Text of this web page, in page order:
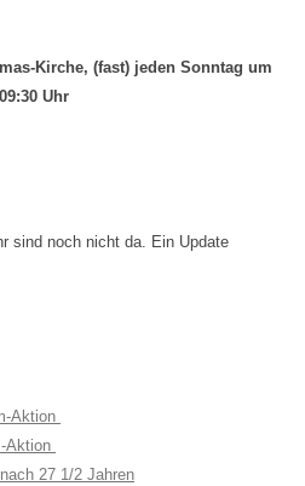
Kirche, (fast) jeden Sonntag um
09:30 Uhr
sind noch nicht da. Ein Update
Aktion
Aktion
27 1/2 Jahren